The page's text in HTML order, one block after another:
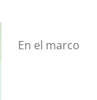
En el marco